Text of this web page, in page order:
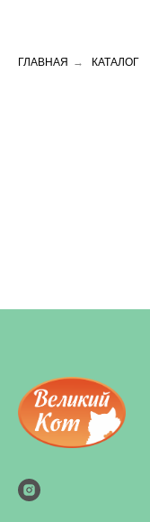
ГЛАВНАЯ → КАТАЛОГ